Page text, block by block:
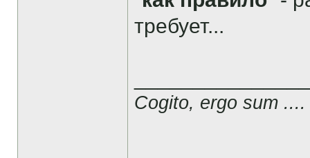
требует...
Cogito, ergo sum ....